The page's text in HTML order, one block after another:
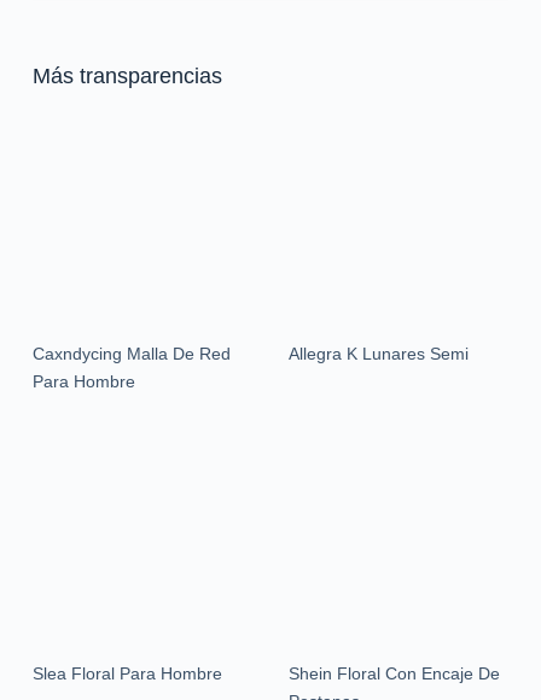
Más transparencias
Caxndycing Malla De Red
Para Hombre
Allegra K Lunares Semi
Slea Floral Para Hombre
Shein Floral Con Encaje De